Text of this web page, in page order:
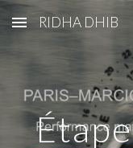
Skip to main content
RIDHA DHIB